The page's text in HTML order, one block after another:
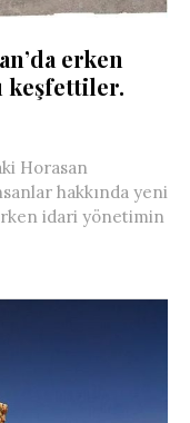
erken
keşfettiler.
Horasan
hakkında yeni
idari yönetimin